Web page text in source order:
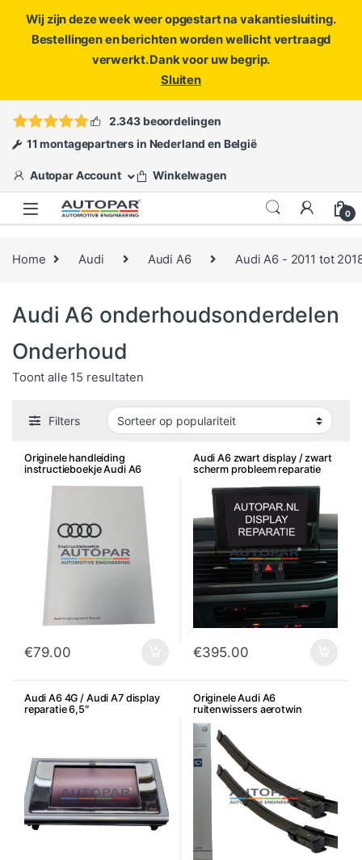
Wij zijn deze week weer opgestart na vakantiesluiting.
Bestellingen en berichten worden wellicht vertraagd
verwerkt. Dank voor uw begrip.
Sluiten
ofopen een ticket
2.343 beoordelingen
11 montagepartners in Nederland en België
Autopar Account Winkelwagen
0
Home Audi Audi A6 Audi A6 - 2011 tot
Audi A6 onderhoudsonderdelen
Onderhoud
Toont alle 15 resultatenGesorteerd op populariteit
Filters
Originele handleiding
instructieboekje Audi A6
€79.00
Audi A6 zwart display / zwart
scherm probleem reparatie
€395.00
Audi A6 4G / Audi A7 display
reparatie 6,5″
Originele Audi A6
ruitenwissers aerotwin